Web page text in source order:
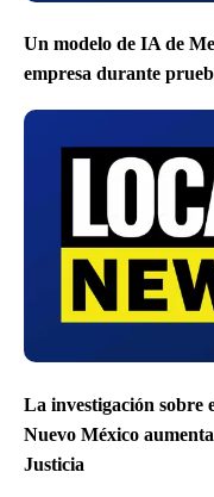
Un modelo de IA de
empresa durante
La investigación sobre
Nuevo México
Justicia